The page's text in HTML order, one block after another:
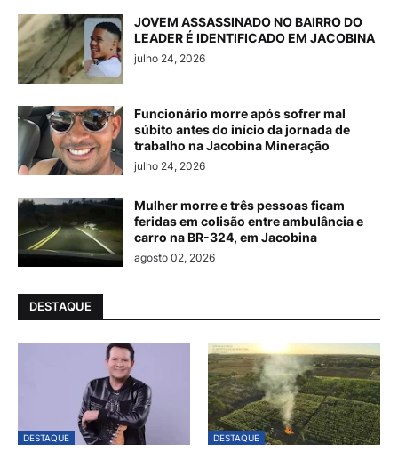
JOVEM ASSASSINADO NO BAIRRO DO
LEADER É IDENTIFICADO EM JACOBINA
julho 24, 2026
Funcionário morre após sofrer mal
súbito antes do início da jornada de
trabalho na Jacobina Mineração
julho 24, 2026
Mulher morre e três pessoas ficam
feridas em colisão entre ambulância e
carro na BR-324, em Jacobina
agosto 02, 2026
DESTAQUE
DESTAQUE DESTAQUE